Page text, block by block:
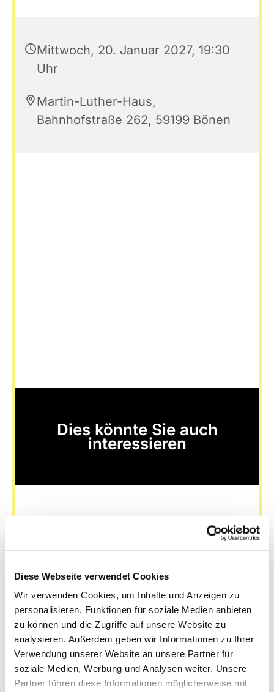
Diese Webseite verwendet Cookies
Wir verwenden Cookies, um Inhalte und Anzeigen zu
personalisieren, Funktionen für soziale Medien anbieten
zu können und die Zugriffe auf unsere Website zu
analysieren. Außerdem geben wir Informationen zu Ihrer
Verwendung unserer Website an unsere Partner für
soziale Medien, Werbung und Analysen weiter. Unsere
Partner führen diese Informationen möglicherweise mit
Mittwoch, 20. Januar 2027, 19:30
Uhr
Martin-Luther-Haus,
Bahnhofstraße 262, 59199 Bönen
Dies könnte Sie auch
interessieren